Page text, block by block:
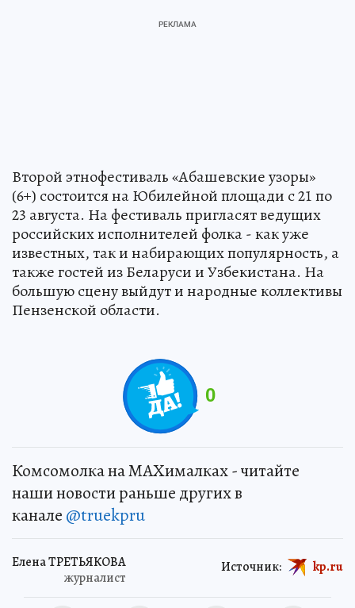
Второй этнофестиваль «Абашевские узоры»
(6+) состоится на Юбилейной площади с 21 по
23 августа. На фестиваль пригласят ведущих
российских исполнителей фолка - как уже
известных, так и набирающих популярность, а
также гостей из Беларуси и Узбекистана. На
большую сцену выйдут и народные коллективы
Пензенской области.
0
Комсомолка на MAXималках - читайте
наши новости раньше других в
канале @truekpru
Елена ТРЕТЬЯКОВА
журналист
Источник: kp.ru